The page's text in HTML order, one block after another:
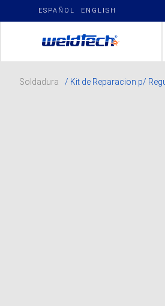
ESPAÑOL ENGLISH
Soldadura
/ Kit de Reparacion p/